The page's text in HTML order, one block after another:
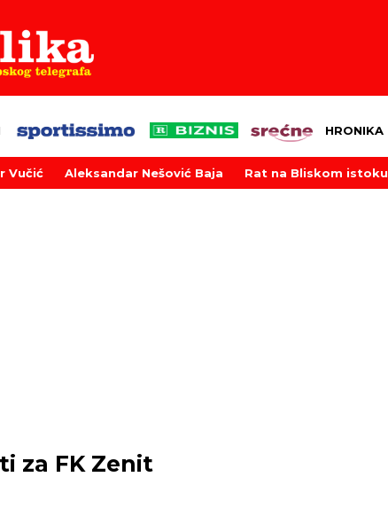
HRONIKA
Vučić Aleksandar Nešović Baja Rat na Bliskom istoku
za FK Zenit